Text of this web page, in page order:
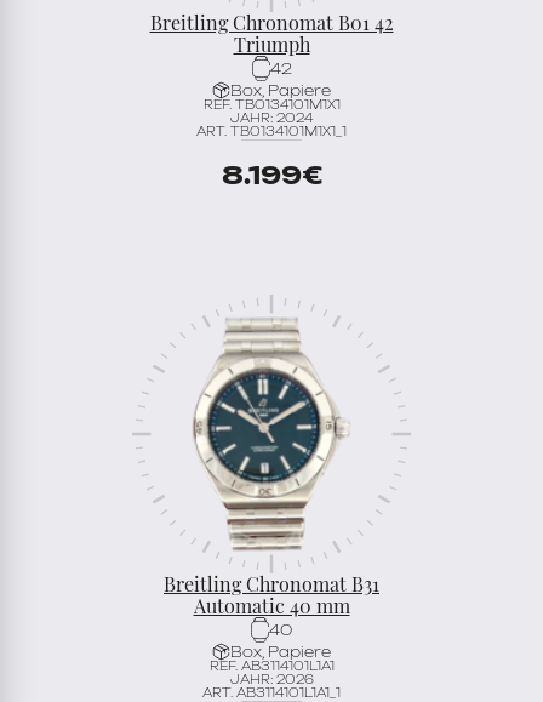
Breitling Chronomat B01 42
Triumph
42
Box, Papiere
REF. TB0134101M1X1
JAHR: 2024
ART. TB0134101M1X1_1
8.199€
Breitling Chronomat B31
Automatic 40 mm
40
Box, Papiere
REF. AB3114101L1A1
JAHR: 2026
ART. AB3114101L1A1_1